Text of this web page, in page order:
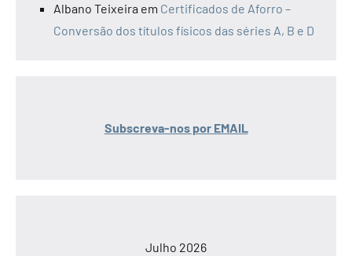
Albano Teixeira em Certificados de Aforro –
Conversão dos títulos físicos das séries A, B e D
Subscreva-nos por EMAIL
Julho 2026